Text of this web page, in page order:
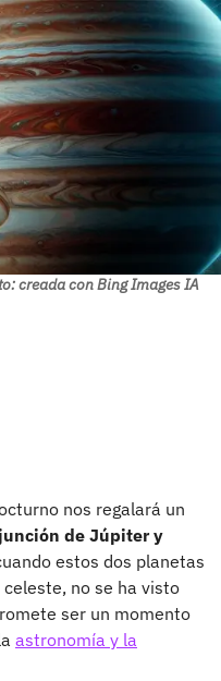
creada con Bing Images IA
nos regalará un
de Júpiter y
estos dos planetas
no se ha visto
ser un momento
astronomía y la